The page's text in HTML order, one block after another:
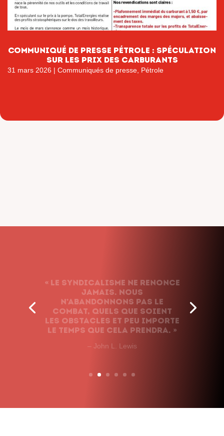
Communiqué de presse pétrole : Spéculation
sur les prix des carburants
31 mars 2026 | Communiqués de presse Pétrole
jamais. Nous
n’abandonnons pas le
combat, quels que soient
les obstacles et peu importe
le temps que cela prendra. »